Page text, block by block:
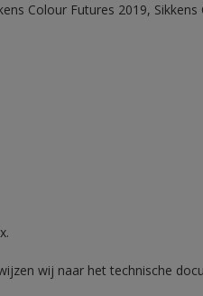
Colour Futures 2019,
wij naar het technische